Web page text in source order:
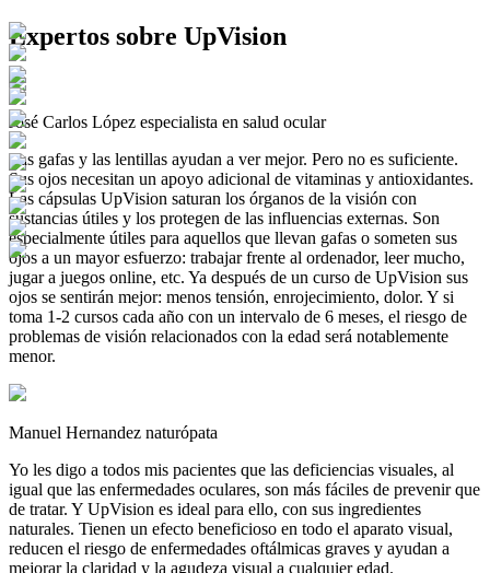
Expertos sobre UpVision
José Carlos López especialista en salud ocular
Las gafas y las lentillas ayudan a ver mejor. Pero no es suficiente.
Sus ojos necesitan un apoyo adicional de vitaminas y antioxidantes.
Las cápsulas UpVision saturan los órganos de la visión con
sustancias útiles y los protegen de las influencias externas. Son
especialmente útiles para aquellos que llevan gafas o someten sus
ojos a un mayor esfuerzo: trabajar frente al ordenador, leer mucho,
jugar a juegos online, etc. Ya después de un curso de UpVision sus
ojos se sentirán mejor: menos tensión, enrojecimiento, dolor. Y si
toma 1-2 cursos cada año con un intervalo de 6 meses, el riesgo de
problemas de visión relacionados con la edad será notablemente
menor.
Manuel Hernandez naturópata
Yo les digo a todos mis pacientes que las deficiencias visuales, al
igual que las enfermedades oculares, son más fáciles de prevenir que
de tratar. Y UpVision es ideal para ello, con sus ingredientes
naturales. Tienen un efecto beneficioso en todo el aparato visual,
reducen el riesgo de enfermedades oftálmicas graves y ayudan a
mejorar la claridad y la agudeza visual a cualquier edad.